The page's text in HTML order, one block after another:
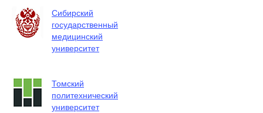
Сибирский
государственный
медицинский
университет
Томский
политехнический
университет